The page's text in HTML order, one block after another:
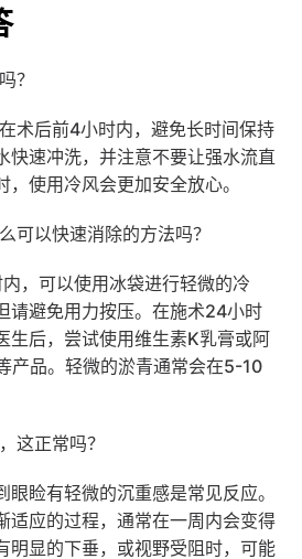
？
术后前4小时内，避免长时间保持
快速冲洗，并注意不要让强水流直
使用冷风会更加安全放心。
可以快速消除的方法吗？
，可以使用冰袋进行轻微的冷
请避免用力按压。在施术24小时
生后，尝试使用维生素K乳膏或阿
产品。轻微的淤青通常会在5-10
这正常吗？
睑有轻微的沉重感是常见反应。
适应的过程，通常在一周内会变得
明显的下垂，或视野受阻时，可能